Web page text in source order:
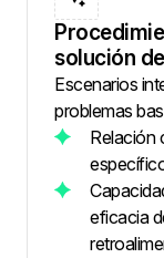
solución
Escenarios
problemas
Relación
eficacia